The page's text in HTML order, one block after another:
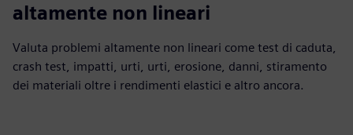
altamente non lineari
Valuta problemi altamente non lineari come test di caduta,
crash test, impatti, urti, urti, erosione, danni, stiramento
dei materiali oltre i rendimenti elastici e altro ancora.